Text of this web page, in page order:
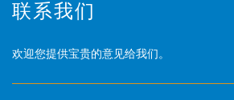
联系我们
欢迎您提供宝贵的意见给我们。